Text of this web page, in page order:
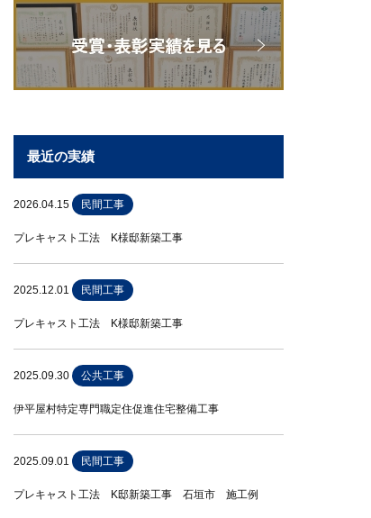
最近の実績
2026.04.15 民間工事
プレキャスト工法 K様邸新築工事
2025.12.01 民間工事
プレキャスト工法 K様邸新築工事
2025.09.30 公共工事
伊平屋村特定専門職定住促進住宅整備工事
2025.09.01 民間工事
プレキャスト工法 K邸新築工事 石垣市 施工例